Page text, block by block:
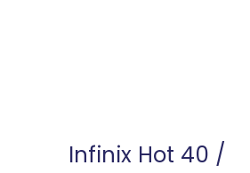
Infinix Hot 40 /